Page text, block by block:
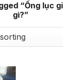
“Ống lục
gì?”